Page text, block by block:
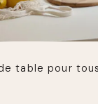
table pour tous